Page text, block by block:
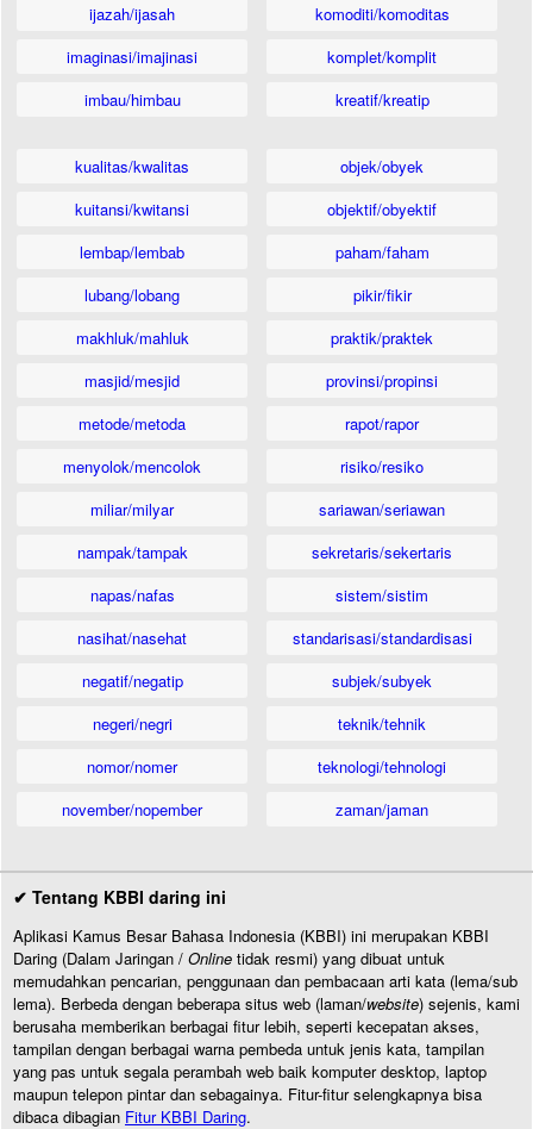
ijazah/ijasah
imaginasi/imajinasi
imbau/himbau
komoditi/komoditas
komplet/komplit
kreatif/kreatip
kualitas/kwalitas
kuitansi/kwitansi
lembap/lembab
lubang/lobang
makhluk/mahluk
masjid/mesjid
metode/metoda
menyolok/mencolok
miliar/milyar
nampak/tampak
napas/nafas
nasihat/nasehat
negatif/negatip
negeri/negri
nomor/nomer
november/nopember
objek/obyek
objektif/obyektif
paham/faham
pikir/fikir
praktik/praktek
provinsi/propinsi
rapot/rapor
risiko/resiko
sariawan/seriawan
sekretaris/sekertaris
sistem/sistim
standarisasi/standardisasi
subjek/subyek
teknik/tehnik
teknologi/tehnologi
zaman/jaman
✔ Tentang KBBI daring ini
Aplikasi Kamus Besar Bahasa Indonesia (KBBI) ini merupakan KBBI
Daring (Dalam Jaringan / Online tidak resmi) yang dibuat untuk
memudahkan pencarian, penggunaan dan pembacaan arti kata (lema/sub
lema). Berbeda dengan beberapa situs web (laman/website) sejenis, kami
berusaha memberikan berbagai fitur lebih, seperti kecepatan akses,
tampilan dengan berbagai warna pembeda untuk jenis kata, tampilan
yang pas untuk segala perambah web baik komputer desktop, laptop
maupun telepon pintar dan sebagainya. Fitur-fitur selengkapnya bisa
dibaca dibagian Fitur KBBI Daring.